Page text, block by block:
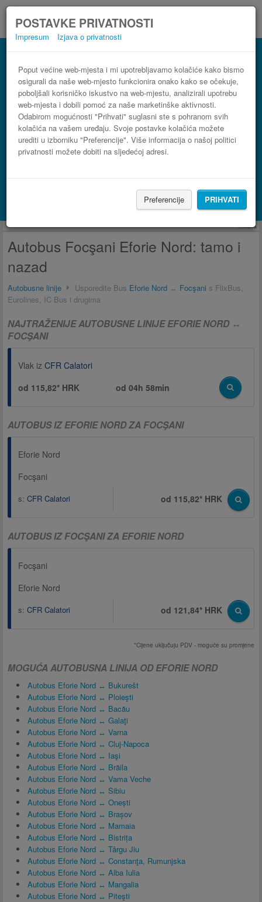
POSTAVKE PRIVATNOSTI
Impresum Izjava o privatnosti
Poput većine web-mjesta i mi upotrebljavamo kolačiće kako bismo
osigurali da naše web-mjesto funkcionira onako kako se očekuje,
poboljšali korisničko iskustvo na web-mjestu, analizirali upotrebu
web-mjesta i dobili pomoć za naše marketinške aktivnosti.
Odabirom mogućnosti "Prihvati" suglasni ste s pohranom svih
kolačića na vašem uređaju. Svoje postavke kolačića možete
urediti u izborniku "Preferencije". Više informacija o našoj politici
privatnosti možete dobiti na sljedećoj adresi.
Preferencije PRIHVATI
Autobus Eforie Nord Focşani
3 koraka do najpovoljnije autobusne karte
Potraži smještaj s Booking.com
Reklama
Autobus Focşani Eforie Nord: tamo i
nazad
Autobusne linije Usporedite Bus Eforie Nord ↔ Focşani s FlixBus,
Eurolines, IC Bus i drugima
NAJTRAŽENIJE AUTOBUSNE LINIJE EFORIE NORD ↔
FOCŞANI
Vlak iz CFR Calatori
od 115,82* HRK
od04h 58min
AUTOBUS IZ EFORIE NORD ZA FOCŞANI
Eforie Nord
Focşani
s: CFR Calatori od 115,82* HRK
AUTOBUS IZ FOCŞANI ZA EFORIE NORD
Focşani
Eforie Nord
s: CFR Calatori od 121,84* HRK
*Cijene uključuju PDV - moguće su promjene
MOGUĆA AUTOBUSNA LINIJA OD EFORIE NORD
Autobus Eforie Nord ↔ Bukurešt
Autobus Eforie Nord ↔ Ploieşti
Autobus Eforie Nord ↔ Bacău
Autobus Eforie Nord ↔ Galaţi
Autobus Eforie Nord ↔ Varna
Autobus Eforie Nord ↔ Cluj-Napoca
Autobus Eforie Nord ↔ Iaşi
Autobus Eforie Nord ↔ Brăila
Autobus Eforie Nord ↔ Vama Veche
Autobus Eforie Nord ↔ Sibiu
Autobus Eforie Nord ↔ Onești
Autobus Eforie Nord ↔ Brașov
Autobus Eforie Nord ↔ Mamaia
Autobus Eforie Nord ↔ Bistrița
Autobus Eforie Nord ↔ Târgu Jiu
Autobus Eforie Nord ↔ Constanţa, Rumunjska
Autobus Eforie Nord ↔ Alba Iulia
Autobus Eforie Nord ↔ Mangalia
Autobus Eforie Nord ↔ Piteşti